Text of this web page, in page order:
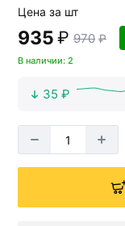
Цена за шт
935 ₽ 970 ₽
В наличии: 2
35 ₽